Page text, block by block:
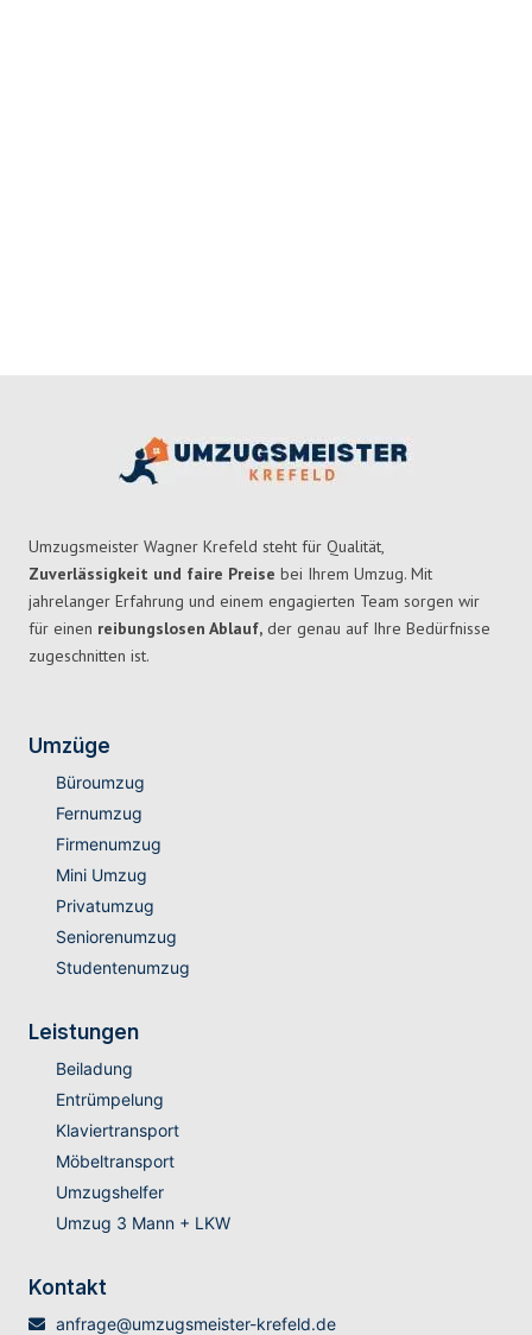
Umzugsmeister Wagner Krefeld steht für Qualität,
Zuverlässigkeit und faire Preise bei Ihrem Umzug. Mit
jahrelanger Erfahrung und einem engagierten Team sorgen wir
für einen reibungslosen Ablauf, der genau auf Ihre Bedürfnisse
zugeschnitten ist.
Umzüge
Büroumzug
Fernumzug
Firmenumzug
Mini Umzug
Privatumzug
Seniorenumzug
Studentenumzug
Leistungen
Beiladung
Entrümpelung
Klaviertransport
Möbeltransport
Umzugshelfer
Umzug 3 Mann + LKW
Kontakt
anfrage@umzugsmeister-krefeld.de